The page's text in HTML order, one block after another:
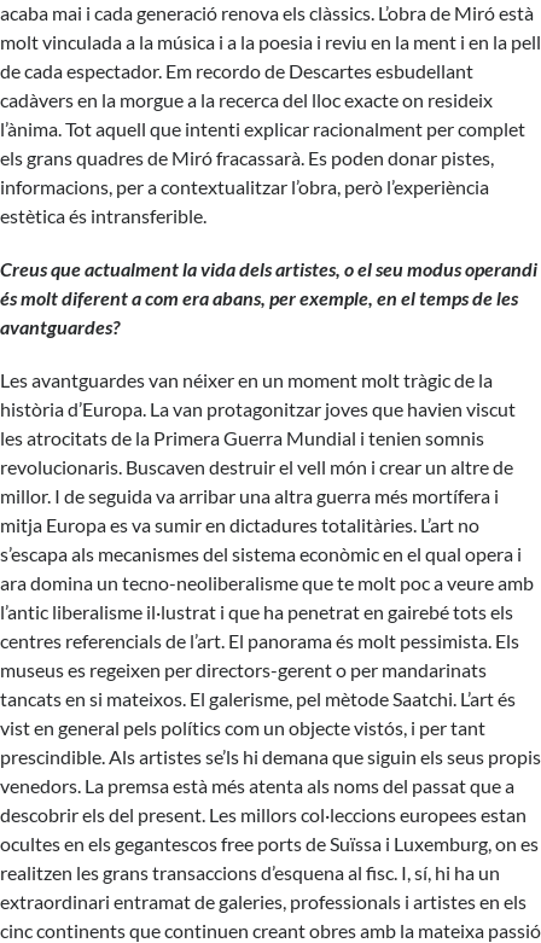
acaba mai i cada generació renova els clàssics. L’obra de Miró està
molt vinculada a la música i a la poesia i reviu en la ment i en la pell
de cada espectador. Em recordo de Descartes esbudellant
cadàvers en la morgue a la recerca del lloc exacte on resideix
l’ànima. Tot aquell que intenti explicar racionalment per complet
els grans quadres de Miró fracassarà. Es poden donar pistes,
informacions, per a contextualitzar l’obra, però l’experiència
estètica és intransferible.
Creus que actualment la vida dels artistes, o el seu modus operandi
és molt diferent a com era abans, per exemple, en el temps de les
avantguardes?
Les avantguardes van néixer en un moment molt tràgic de la
història d’Europa. La van protagonitzar joves que havien viscut
les atrocitats de la Primera Guerra Mundial i tenien somnis
revolucionaris. Buscaven destruir el vell món i crear un altre de
millor. I de seguida va arribar una altra guerra més mortífera i
mitja Europa es va sumir en dictadures totalitàries. L’art no
s’escapa als mecanismes del sistema econòmic en el qual opera i
ara domina un tecno-neoliberalisme que te molt poc a veure amb
l’antic liberalisme il·lustrat i que ha penetrat en gairebé tots els
centres referencials de l’art. El panorama és molt pessimista. Els
museus es regeixen per directors-gerent o per mandarinats
tancats en si mateixos. El galerisme, pel mètode Saatchi. L’art és
vist en general pels polítics com un objecte vistós, i per tant
prescindible. Als artistes se’ls hi demana que siguin els seus propis
venedors. La premsa està més atenta als noms del passat que a
descobrir els del present. Les millors col·leccions europees estan
ocultes en els gegantescos free ports de Suïssa i Luxemburg, on es
realitzen les grans transaccions d’esquena al fisc. I, sí, hi ha un
extraordinari entramat de galeries, professionals i artistes en els
cinc continents que continuen creant obres amb la mateixa passió